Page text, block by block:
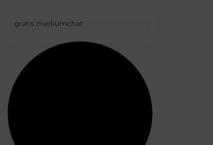
gratis mediumchat